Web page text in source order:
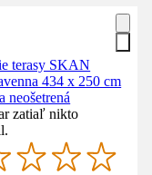
terasy SKAN
434 x 250 cm
neošetrená
zatiaľ nikto